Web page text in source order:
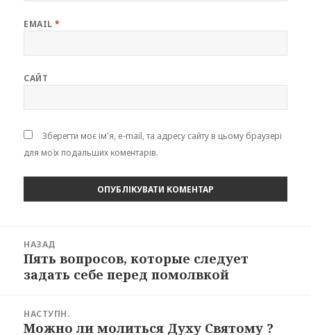
EMAIL*
САЙТ
Зберегти моє ім'я, e-mail, та адресу сайту в цьому браузері
для моїх подальших коментарів.
записів
НАЗАД
Попередній
запис:
Пять вопросов, которые следует
задать себе перед помолвкой
НАСТУПН.
Наступний
Можно ли молиться Духу Святому ?